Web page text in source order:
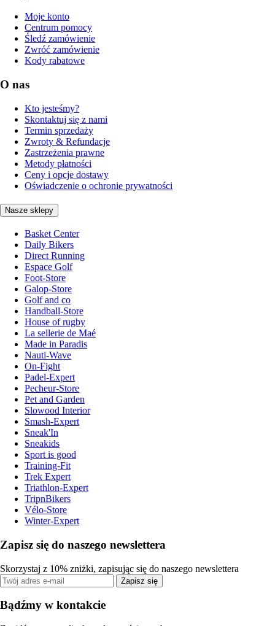
Moje konto
Centrum pomocy
Śledź zamówienie
Zwróć zamówienie
Kody rabatowe
O nas
Kto jesteśmy?
Skontaktuj się z nami
Termin sprzedaży
Zwroty & Refundacje
Zastrzeżenia prawne
Metody płatności
Ceny i opcje dostawy
Oświadczenie o ochronie prywatności
Nasze sklepy
Basket Center
Daily Bikers
Direct Running
Espace Golf
Foot-Store
Galop-Store
Golf and co
Handball-Store
House of rugby
La sellerie de Maé
Made in Paradis
Nauti-Wave
On-Fight
Padel-Expert
Pecheur-Store
Pet and Garden
Slowood Interior
Smash-Expert
Sneak'In
Sneakids
Sport is good
Training-Fit
Trek Expert
Triathlon-Expert
TripnBikers
Vélo-Store
Winter-Expert
Zapisz się do naszego newslettera
Skorzystaj z 10% zniżki, zapisując się do naszego newslettera
Zapisz się
Bądźmy w kontakcie